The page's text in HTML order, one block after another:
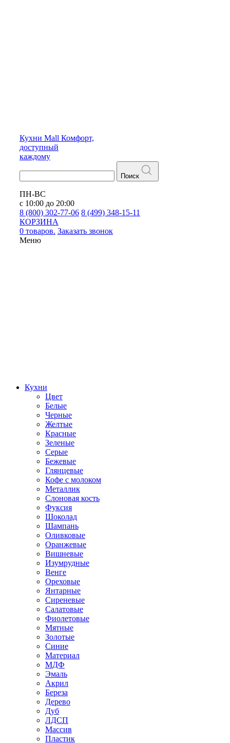
Кухни Mall Комфорт,
доступный
каждому
Поиск
ПН-ВС
с 10:00 до 20:00
8 (800) 302-77-06 8 (499) 348-15-11
КОРЗИНА
0 товаров. Заказать звонок
Меню
Кухни
Цвет
Белые
Черные
Желтые
Красные
Зеленые
Серые
Бежевые
Глянцевые
Кофе с молоком
Металлик
Слоновая кость
Фуксия
Шоколад
Шампань
Оливковые
Оранжевые
Вишневые
Изумрудные
Венге
Ореховые
Янтарные
Сиреневые
Салатовые
Фиолетовые
Мятные
Золотые
Синие
Материал
МДФ
Эмаль
Акрил
Береза
Дерево
Дуб
ЛДСП
Массив
Пластик